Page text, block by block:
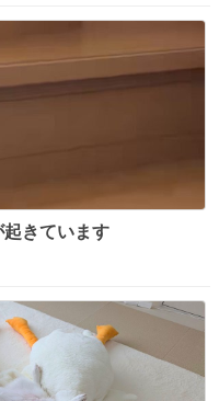
きています